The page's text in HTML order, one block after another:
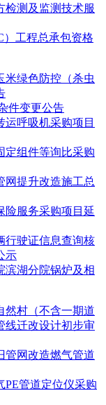
检测及监测技术服
）工程总承包资格
米绿色防控（杀虫
件变更公告
运呼吸机采购项目
定组件等询比采购
网提升改造施工总
险服务采购项目延
行驶证信息查询核
示
滨湖分院锅炉及相
然村（不含一期道
线迁改设计初步审
管网改造燃气管道
PE管道定位仪采购